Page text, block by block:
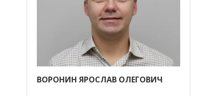
ВОРОНИН ЯРОСЛАВ ОЛЕГОВИЧ